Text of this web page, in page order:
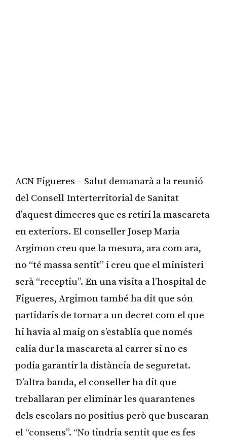
ACN Figueres – Salut demanarà a la reunió
del Consell Interterritorial de Sanitat
d’aquest dimecres que es retiri la mascareta
en exteriors. El conseller Josep Maria
Argimon creu que la mesura, ara com ara,
no “té massa sentit” i creu que el ministeri
serà “receptiu”. En una visita a l’hospital de
Figueres, Argimon també ha dit que són
partidaris de tornar a un decret com el que
hi havia al maig on s’establia que només
calia dur la mascareta al carrer si no es
podia garantir la distància de seguretat.
D’altra banda, el conseller ha dit que
treballaran per eliminar les quarantenes
dels escolars no positius però que buscaran
el “consens”. “No tindria sentit que es fes